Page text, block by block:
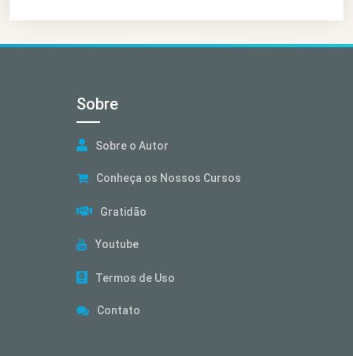
Sobre
Sobre o Autor
Conheça os Nossos Cursos
Gratidão
Youtube
Termos de Uso
Contato